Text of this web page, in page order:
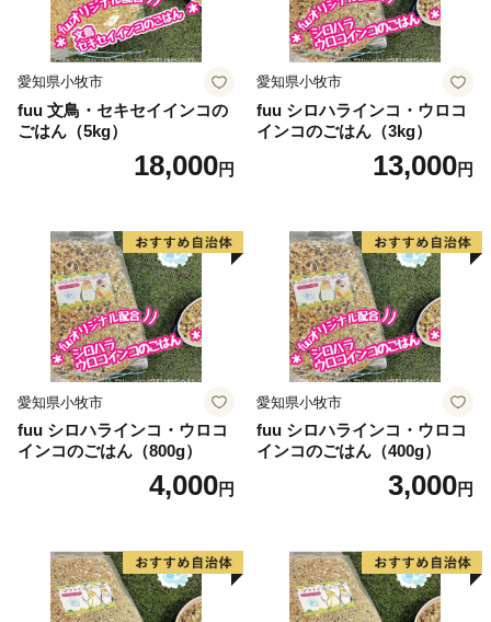
愛知県小牧市
fuu 文鳥・セキセイインコの
ごはん（5kg）
18,000円
愛知県小牧市
fuu シロハラインコ・ウロコ
インコのごはん（3kg）
13,000円
愛知県小牧市
fuu シロハラインコ・ウロコ
インコのごはん（800g）
4,000円
愛知県小牧市
fuu シロハラインコ・ウロコ
インコのごはん（400g）
3,000円